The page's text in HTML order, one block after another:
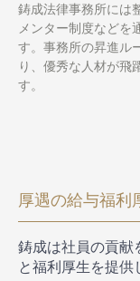
鋳成法律事務所には
メンター制度などを
す。事務所の昇進ル
り、優秀な人材が飛
す。
厚遇の給与福利
鋳成は社員の貢献
と福利厚生を提供